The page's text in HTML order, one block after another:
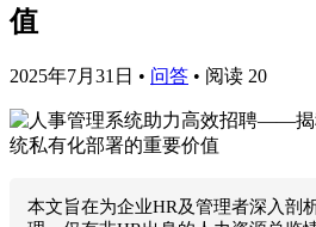
值
2025年7月31日 • 问答 • 阅读 20
本文旨在为企业HR及管理者深入剖